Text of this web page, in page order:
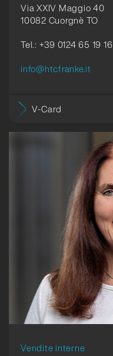
Via XXIV Maggio 40
10082 Cuorgnè TO
Tel.: +39 0124 65 19 16
info@htcfranke.it
V-Card
Vendite interne